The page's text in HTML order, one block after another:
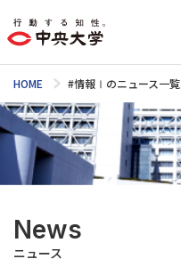
HOME #情報Ⅰのニュース一覧
News
ニュース